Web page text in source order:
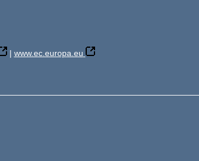
| www.ec.europa.eu